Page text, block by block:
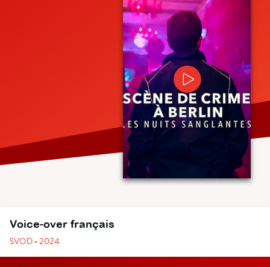
Voice-over français
SVOD • 2024